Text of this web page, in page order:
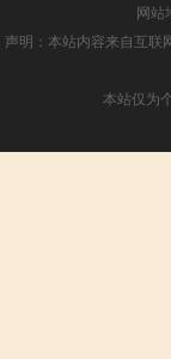
网站
声明：本站内容来自互联
本站仅为